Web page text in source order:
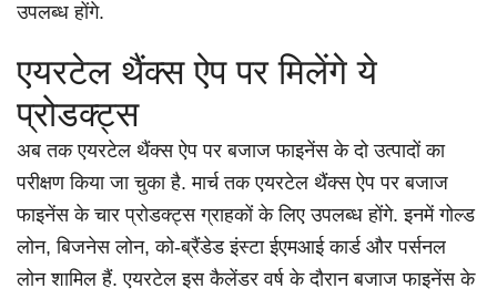
उपलब्ध होंगे.
एयरटेल थैंक्स ऐप पर मिलेंगे ये
प्रोडक्ट्स
अब तक एयरटेल थैंक्स ऐप पर बजाज फाइनेंस के दो उत्पादों का
परीक्षण किया जा चुका है. मार्च तक एयरटेल थैंक्स ऐप पर बजाज
फाइनेंस के चार प्रोडक्ट्स ग्राहकों के लिए उपलब्ध होंगे. इनमें गोल्ड
लोन, बिजनेस लोन, को-ब्रैंडेड इंस्टा ईएमआई कार्ड और पर्सनल
लोन शामिल हैं. एयरटेल इस कैलेंडर वर्ष के दौरान बजाज फाइनेंस के